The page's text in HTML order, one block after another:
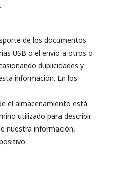
de los documentos
USB o el envío a otros o
duplicidades y
información. En los
el almacenamiento está
utilizado para describir
nuestra información,